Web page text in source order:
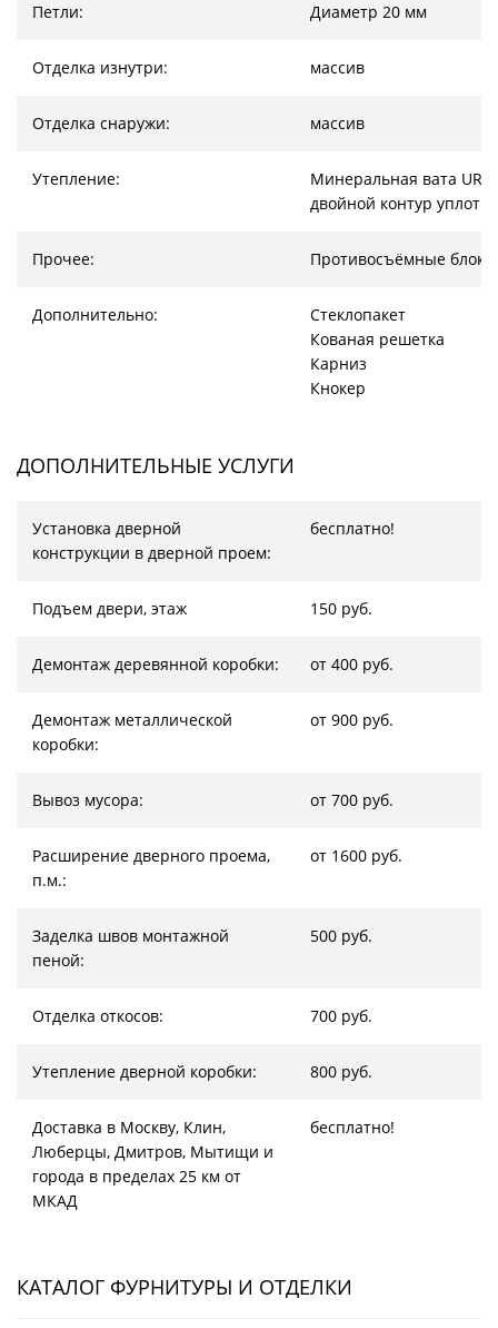
Петли: Диаметр 20 мм
Отделка изнутри: массив
Отделка снаружи: массив
Утепление:
Минеральная вата
двойной контур
Прочее: Противосъёмные
Дополнительно:
Стеклопакет
Кованая решетка
Карниз
Кнокер
ДОПОЛНИТЕЛЬНЫЕ УСЛУГИ
Установка дверной
конструкции в дверной проем:
бесплатно!
Подъем двери, этаж 150 руб.
Демонтаж деревянной коробки: от 400 руб.
Демонтаж металлической
коробки:
от 900 руб.
Вывоз мусора: от 700 руб.
Расширение дверного проема,
п.м.:
от 1600 руб.
Заделка швов монтажной
пеной:
500 руб.
Отделка откосов: 700 руб.
Утепление дверной коробки: 800 руб.
Доставка в Москву, Клин,
Люберцы, Дмитров, Мытищи и
города в пределах 25 км от
МКАД
бесплатно!
КАТАЛОГ ФУРНИТУРЫ И ОТДЕЛКИ